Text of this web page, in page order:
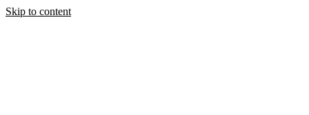
Skip to content